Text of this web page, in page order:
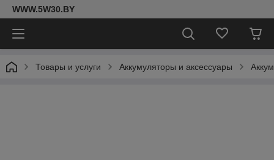
WWW.5W30.BY
Товары и услуги Аккумуляторы и аксессуары